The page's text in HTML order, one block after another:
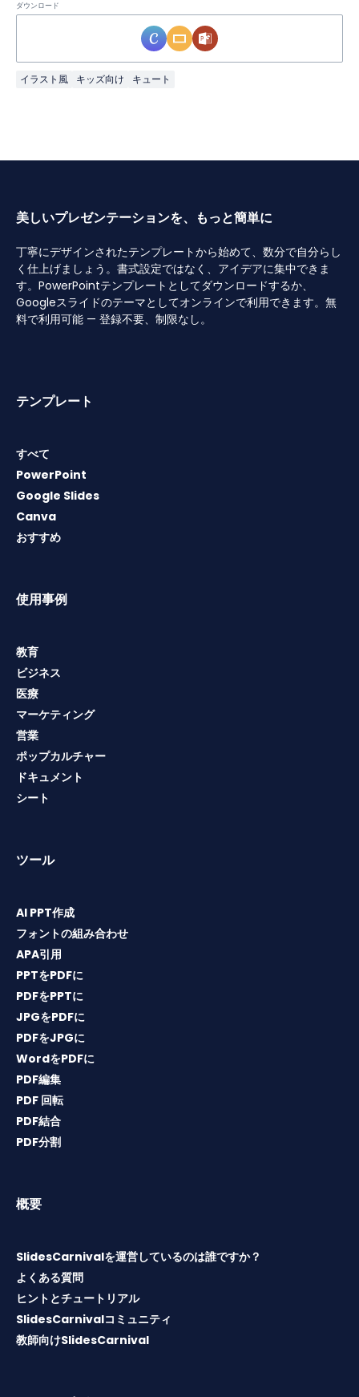
ダウンロード
イラスト風 キッズ向け キュート
美しいプレゼンテーションを、もっと簡単に
丁寧にデザインされたテンプレートから始めて、数分で自分らし
く仕上げましょう。書式設定ではなく、アイデアに集中できま
す。PowerPointテンプレートとしてダウンロードするか、
Googleスライドのテーマとしてオンラインで利用できます。無
料で利用可能 — 登録不要、制限なし。
テンプレート
すべて
PowerPoint
Google Slides
Canva
おすすめ
使用事例
教育
ビジネス
医療
マーケティング
営業
ポップカルチャー
ドキュメント
シート
ツール
AI PPT作成
フォントの組み合わせ
APA引用
PPTをPDFに
PDFをPPTに
JPGをPDFに
PDFをJPGに
WordをPDFに
PDF編集
PDF 回転
PDF結合
PDF分割
概要
SlidesCarnivalを運営しているのは誰ですか？
よくある質問
ヒントとチュートリアル
SlidesCarnivalコミュニティ
教師向けSlidesCarnival